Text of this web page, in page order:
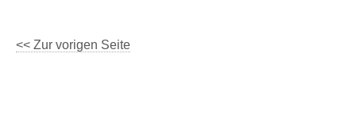
<< Zur vorigen Seite